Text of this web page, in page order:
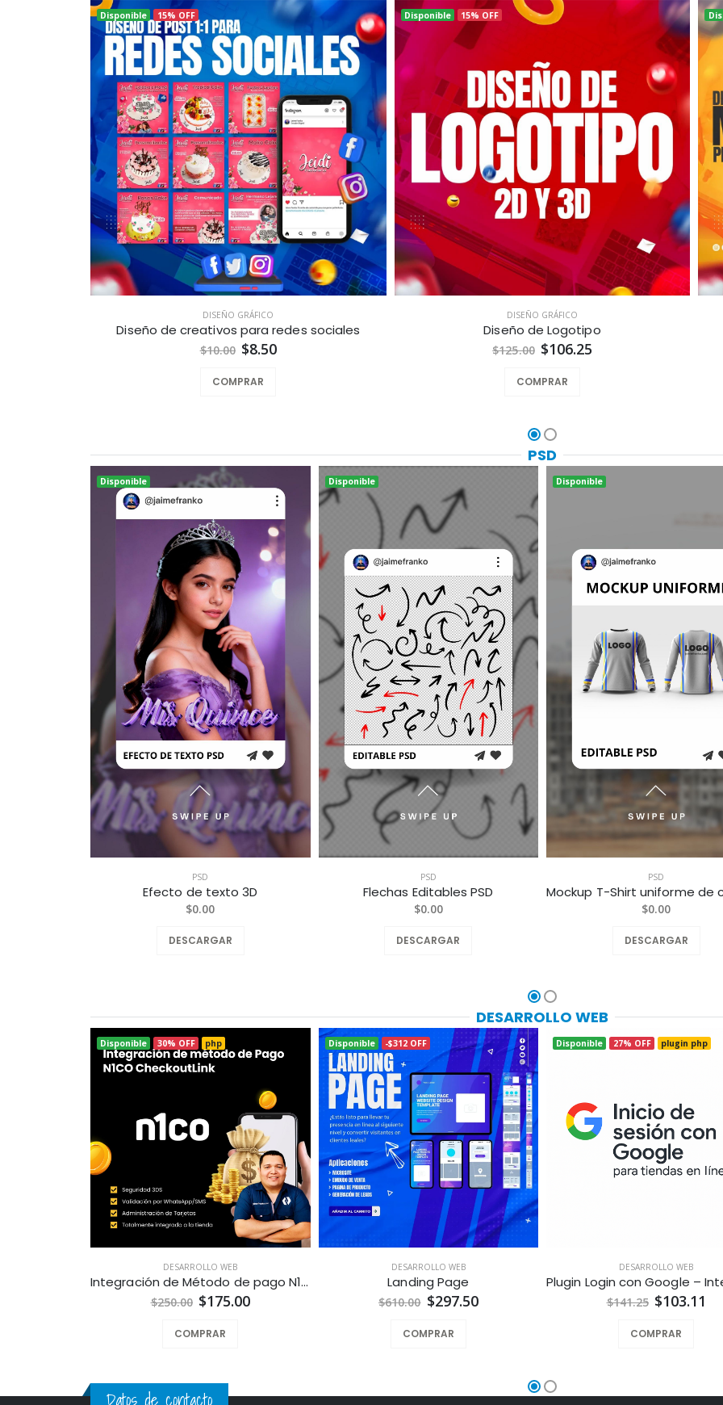
Disponible 15% OFF
DISEÑO GRÁFICO
Diseño de creativos para redes sociales
$10.00 $8.50
COMPRAR
Disponible 15% OFF
DISEÑO GRÁFICO
Diseño de Logotipo
$125.00 $106.25
COMPRAR
PSD
Disponible
PSD
Efecto de texto 3D
$0.00
DESCARGAR
Disponible
PSD
Flechas Editables PSD
$0.00
DESCARGAR
Disponible
PSD
$0.00
DESCARGAR
DESARROLLO WEB
Disponible 30% OFF php
DESARROLLO WEB
Integración de Método de pago N1co CheckoutLink para Tiendas en Línea a la Medida
$250.00 $175.00
COMPRAR
Disponible -$312 OFF
DESARROLLO WEB
Landing Page
$610.00 $297.50
COMPRAR
Disponible 27% OFF plugin php
DESARROLLO WEB
$141.25 $103.11
COMPRAR